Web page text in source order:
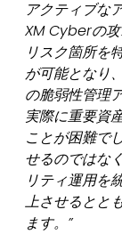
アクティブな
XM Cyberの
リスク箇所を
が可能となり
の脆弱性管理
実際に重要資
ことが困難で
せるのではな
リティ運用を
上させるとと
ます。 ”